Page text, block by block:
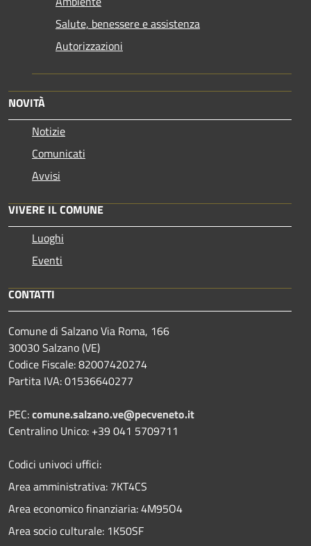
Salute, benessere e assistenza
Autorizzazioni
NOVITÀ
Notizie
Comunicati
Avvisi
VIVERE IL COMUNE
Luoghi
Eventi
CONTATTI
Comune di Salzano Via Roma, 166
30030 Salzano (VE)
Codice Fiscale: 82007420274
Partita IVA: 01536640277
PEC:comune.salzano.ve@pecveneto.it
Centralino Unico: +39 041 5709711
Codici univoci uffici:
Area amministrativa: 7KT4CS
Area economico finanziaria: 4M95O4
Area socio culturale: 1K50SF